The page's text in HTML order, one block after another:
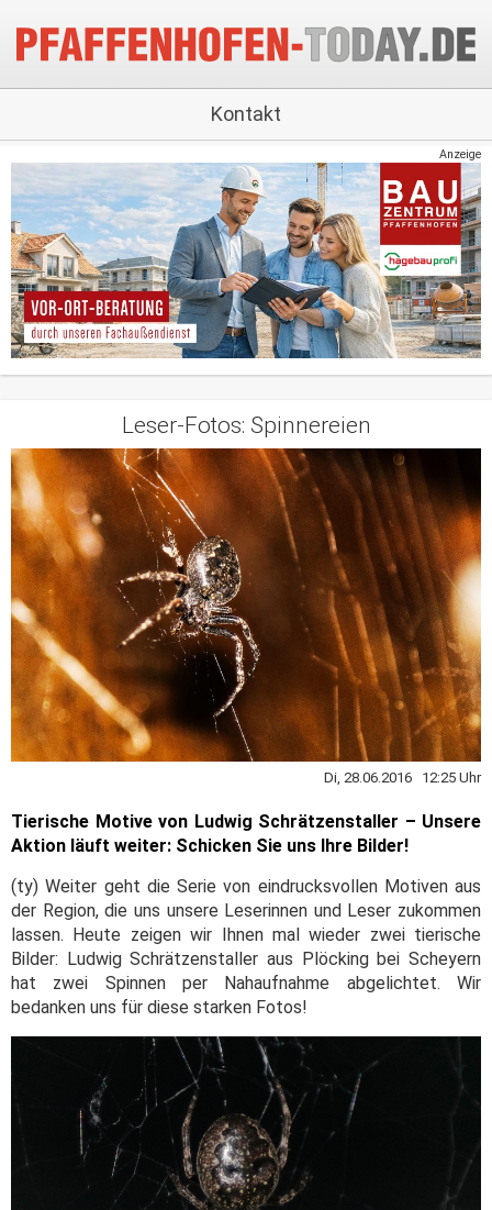
Kontakt
Anzeige
Leser-Fotos: Spinnereien
Di, 28.06.2016 12:25 Uhr
Tierische Motive von Ludwig Schrätzenstaller – Unsere
Aktion läuft weiter: Schicken Sie uns Ihre Bilder!
(ty) Weiter geht die Serie von eindrucksvollen Motiven aus
der Region, die uns unsere Leserinnen und Leser zukommen
lassen. Heute zeigen wir Ihnen mal wieder zwei tierische
Bilder: Ludwig Schrätzenstaller aus Plöcking bei Scheyern
hat zwei Spinnen per Nahaufnahme abgelichtet. Wir
bedanken uns für diese starken Fotos!